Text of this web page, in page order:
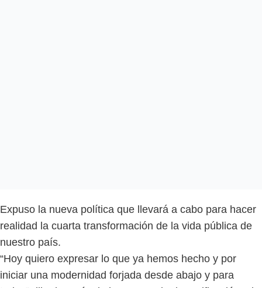
Expuso la nueva política que llevará a cabo para hacer
realidad la cuarta transformación de la vida pública de
nuestro país.
“Hoy quiero expresar lo que ya hemos hecho y por
iniciar una modernidad forjada desde abajo y para